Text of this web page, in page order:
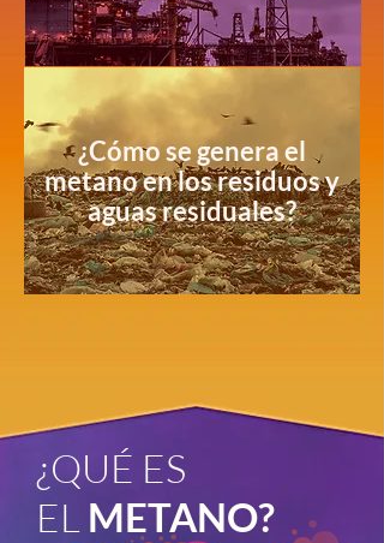
¿Cómo se genera el
metano en los residuos y
aguas residuales?
¿QUÉ ES
EL METANO?